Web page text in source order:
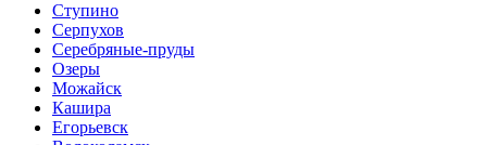
Ступино
Серпухов
Серебряные-пруды
Озеры
Можайск
Кашира
Егорьевск